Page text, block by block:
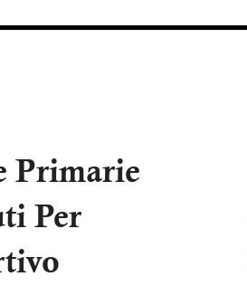
Primarie
Per